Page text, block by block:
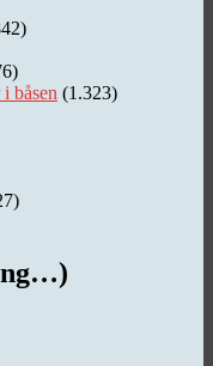
båsen (1.323)